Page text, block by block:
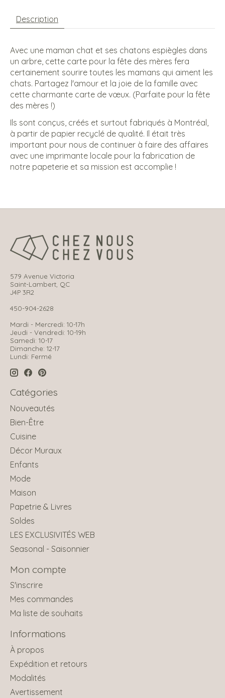
Description
Avec une maman chat et ses chatons espiègles dans
un arbre, cette carte pour la fête des mères fera
certainement sourire toutes les mamans qui aiment les
chats. Partagez l'amour et la joie de la famille avec
cette charmante carte de vœux. (Parfaite pour la fête
des mères !)
Ils sont conçus, créés et surtout fabriqués à Montréal,
à partir de papier recyclé de qualité. Il était très
important pour nous de continuer à faire des affaires
avec une imprimante locale pour la fabrication de
notre papeterie et sa mission est accomplie !
579 Avenue Victoria
Saint-Lambert, QC
J4P 3R2
450-904-2628
Mardi - Mercredi: 10-17h
Jeudi - Vendredi: 10-19h
Samedi: 10-17
Dimanche: 12-17
Lundi: Fermé
Catégories
Nouveautés
Bien-Être
Cuisine
Décor Muraux
Enfants
Mode
Maison
Papetrie & Livres
Soldes
LES EXCLUSIVITÉS WEB
Seasonal - Saisonnier
Mon compte
S'inscrire
Mes commandes
Ma liste de souhaits
Informations
À propos
Expédition et retours
Modalités
Avertissement